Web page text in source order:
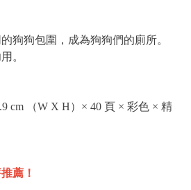
狗狗包圍，成為狗狗們的廁所。
。
cm （W X H）× 40 頁 × 彩色 × 精
薦！